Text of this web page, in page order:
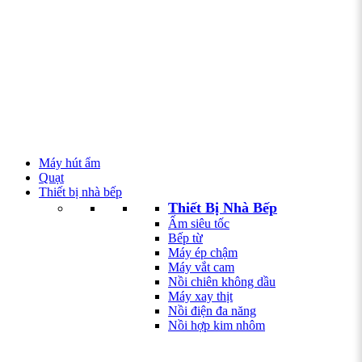
Máy hút ẩm
Quạt
Thiết bị nhà bếp
Thiết Bị Nhà Bếp
Ấm siêu tốc
Bếp từ
Máy ép chậm
Máy vắt cam
Nồi chiên không dầu
Máy xay thịt
Nồi điện đa năng
Nồi hợp kim nhôm